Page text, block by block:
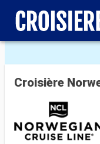
Voir les 58 autres
Croisière